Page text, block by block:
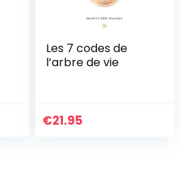
Les 7 codes de
l’arbre de vie
€21.95